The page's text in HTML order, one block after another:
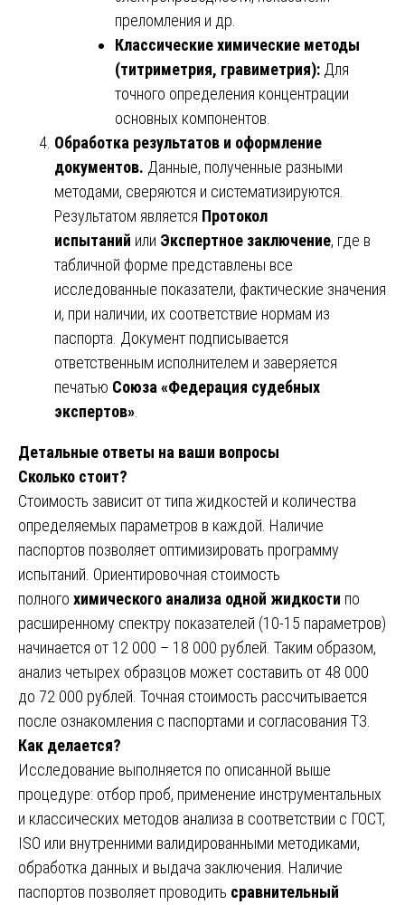
преломления и др.
Классические химические методы
(титриметрия, гравиметрия): Для
точного определения концентрации
основных компонентов.
Обработка результатов и оформление
документов. Данные, полученные разными
методами, сверяются и систематизируются.
Результатом является Протокол
испытаний или Экспертное заключение, где в
табличной форме представлены все
исследованные показатели, фактические значения
и, при наличии, их соответствие нормам из
паспорта. Документ подписывается
ответственным исполнителем и заверяется
печатью Союза «Федерация судебных
экспертов»
Детальные ответы на ваши вопросы
Сколько стоит?
Стоимость зависит от типа жидкостей и количества
определяемых параметров в каждой. Наличие
паспортов позволяет оптимизировать программу
испытаний. Ориентировочная стоимость
полного химического анализа одной жидкости по
расширенному спектру показателей (10-15 параметров)
начинается от 12 000 – 18 000 рублей. Таким образом,
анализ четырех образцов может составить от 48 000
до 72 000 рублей. Точная стоимость рассчитывается
после ознакомления с паспортами и согласования ТЗ.
Как делается?
Исследование выполняется по описанной выше
процедуре: отбор проб, применение инструментальных
и классических методов анализа в соответствии с ГОСТ,
ISO или внутренними валидированными методиками,
обработка данных и выдача заключения. Наличие
паспортов позволяет проводить сравнительный